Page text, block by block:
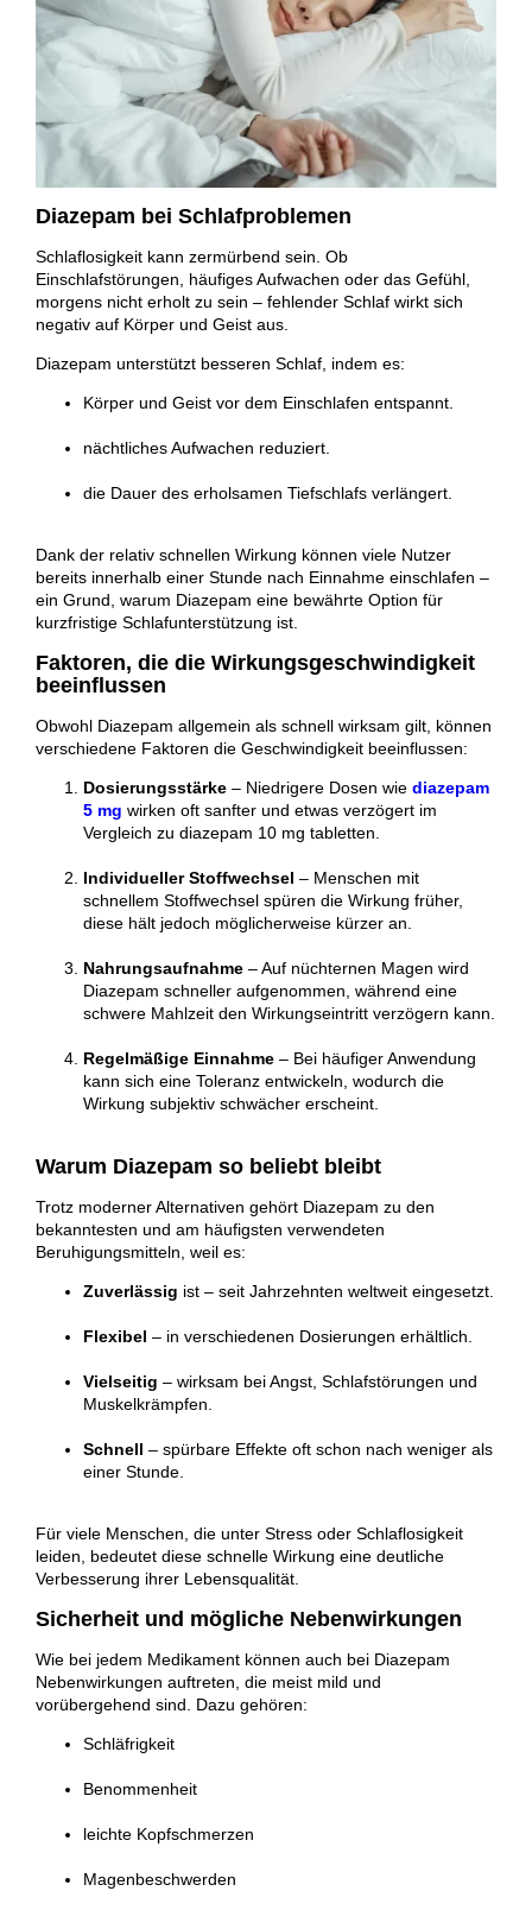
Diazepam bei Schlafproblemen
Schlaflosigkeit kann zermürbend sein. Ob
Einschlafstörungen, häufiges Aufwachen oder das Gefühl,
morgens nicht erholt zu sein – fehlender Schlaf wirkt sich
negativ auf Körper und Geist aus.
Diazepam unterstützt besseren Schlaf, indem es:
Körper und Geist vor dem Einschlafen entspannt.
nächtliches Aufwachen reduziert.
die Dauer des erholsamen Tiefschlafs verlängert.
Dank der relativ schnellen Wirkung können viele Nutzer
bereits innerhalb einer Stunde nach Einnahme einschlafen –
ein Grund, warum Diazepam eine bewährte Option für
kurzfristige Schlafunterstützung ist.
Faktoren, die die Wirkungsgeschwindigkeit
beeinflussen
Obwohl Diazepam allgemein als schnell wirksam gilt, können
verschiedene Faktoren die Geschwindigkeit beeinflussen:
Dosierungsstärke – Niedrigere Dosen wie diazepam
5 mg wirken oft sanfter und etwas verzögert im
Vergleich zu diazepam 10 mg tabletten.
Individueller Stoffwechsel – Menschen mit
schnellem Stoffwechsel spüren die Wirkung früher,
diese hält jedoch möglicherweise kürzer an.
Nahrungsaufnahme – Auf nüchternen Magen wird
Diazepam schneller aufgenommen, während eine
schwere Mahlzeit den Wirkungseintritt verzögern kann.
Regelmäßige Einnahme – Bei häufiger Anwendung
kann sich eine Toleranz entwickeln, wodurch die
Wirkung subjektiv schwächer erscheint.
Warum Diazepam so beliebt bleibt
Trotz moderner Alternativen gehört Diazepam zu den
bekanntesten und am häufigsten verwendeten
Beruhigungsmitteln, weil es:
Zuverlässig ist – seit Jahrzehnten weltweit eingesetzt.
Flexibel – in verschiedenen Dosierungen erhältlich.
Vielseitig – wirksam bei Angst, Schlafstörungen und
Muskelkrämpfen.
Schnell – spürbare Effekte oft schon nach weniger als
einer Stunde.
Für viele Menschen, die unter Stress oder Schlaflosigkeit
leiden, bedeutet diese schnelle Wirkung eine deutliche
Verbesserung ihrer Lebensqualität.
Sicherheit und mögliche Nebenwirkungen
Wie bei jedem Medikament können auch bei Diazepam
Nebenwirkungen auftreten, die meist mild und
vorübergehend sind. Dazu gehören:
Schläfrigkeit
Benommenheit
leichte Kopfschmerzen
Magenbeschwerden